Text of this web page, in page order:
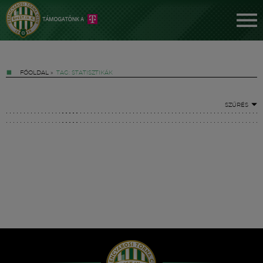
FŐOLDAL » TAG: STATISZTIKÁK
SZŰRÉS
Hírek